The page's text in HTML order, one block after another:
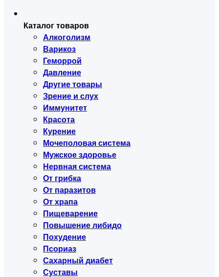
Каталог товаров
Алкоголизм
Варикоз
Геморрой
Давление
Другие товары
Зрение и слух
Иммунитет
Красота
Курение
Мочеполовая система
Мужское здоровье
Нервная система
От грибка
От паразитов
От храпа
Пищеварение
Повышение либидо
Похудение
Псориаз
Сахарный диабет
Суставы